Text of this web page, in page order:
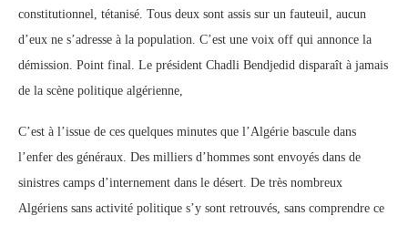
constitutionnel, tétanisé. Tous deux sont assis sur un fauteuil, aucun
d’eux ne s’adresse à la population. C’est une voix off qui annonce la
démission. Point final. Le président Chadli Bendjedid disparaît à jamais
de la scène politique algérienne,
C’est à l’issue de ces quelques minutes que l’Algérie bascule dans
l’enfer des généraux. Des milliers d’hommes sont envoyés dans de
sinistres camps d’internement dans le désert. De très nombreux
Algériens sans activité politique s’y sont retrouvés, sans comprendre ce